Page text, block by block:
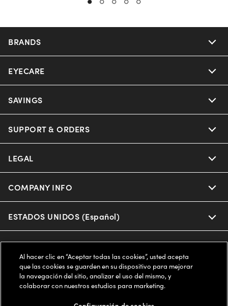
BRANDS
Nuance Audio
Ray-Ban
Miu Miu
Prada
Michael Kors
Coach
EYECARE
Our Eyeglasses
Our Sunglasses
Eyewear Trends
Our Lenses
Schedule an Eye Exam
SAVINGS
Offers & Discount
Insurance
AARP Members
SUPPORT & ORDERS
Help Center
Online Order Status
Frame Advisor
Style Guide
LEGAL
Privacy Policy
Terms of Use
Notice of Financial Incentive
Independent Doctor's Notice
COMPANY INFO
About us
Accessibility
Our Flagship Stores
ESTADOS UNIDOS (Español)
Buy now, pay later with Klarna*, Affirm or Cash App Afterpay.
Learn More
Al hacer clic en “Aceptar todas las cookies”, usted acepta
que las cookies se guarden en su dispositivo para mejorar
la navegación del sitio, analizar el uso del mismo, y
colaborar con nuestros estudios para marketing.